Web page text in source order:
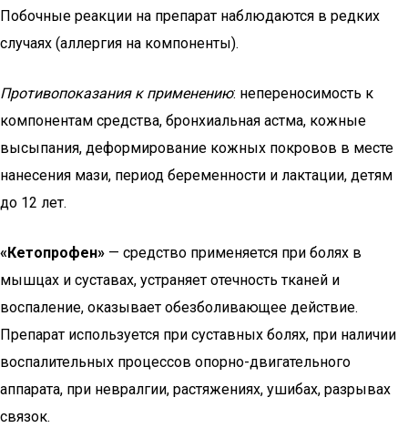
Побочные реакции на препарат наблюдаются в редких
случаях (аллергия на компоненты).
Противопоказания к применению: непереносимость к
компонентам средства, бронхиальная астма, кожные
высыпания, деформирование кожных покровов в месте
нанесения мази, период беременности и лактации, детям
до 12 лет.
«Кетопрофен» — средство применяется при болях в
мышцах и суставах, устраняет отечность тканей и
воспаление, оказывает обезболивающее действие.
Препарат используется при суставных болях, при наличии
воспалительных процессов опорно-двигательного
аппарата, при невралгии, растяжениях, ушибах, разрывах
связок.